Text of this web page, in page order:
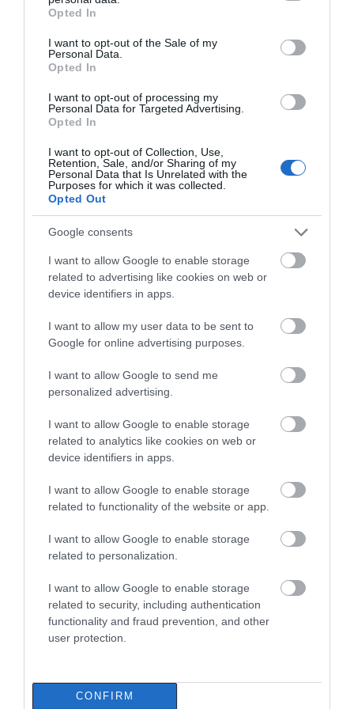
grant or deny consent to Google and its third-party tags to
use your data for below specified purposes in below Google
consent section.
Opted In
I want to opt-out of the Sale of my
Personal Data.
Opted In
I want to opt-out of processing my
Personal Data for Targeted Advertising.
Opted In
I want to opt-out of Collection, Use,
Retention, Sale, and/or Sharing of my
Personal Data that Is Unrelated with the
Purposes for which it was collected.
Opted Out
Google consents
I want to allow Google to enable storage
related to advertising like cookies on web or
device identifiers in apps.
I want to allow my user data to be sent to
Google for online advertising purposes.
I want to allow Google to send me
personalized advertising.
I want to allow Google to enable storage
related to analytics like cookies on web or
device identifiers in apps.
I want to allow Google to enable storage
related to functionality of the website or app.
I want to allow Google to enable storage
related to personalization.
I want to allow Google to enable storage
related to security, including authentication
functionality and fraud prevention, and other
user protection.
CONFIRM
Σπείρα ανοίγει επιχειρήσεις
08.08.2026 | 15:00
Όμιλος ΔΕΗ: Νέα συμφωνία για
χαρτοφυλάκιο έργων ΑΠΕ
Σήμερα το μεγαλύτερο πανηγύρι
του καλοκαιριού στην Εύβοια
08.08.2026 | 14:20
Συρροή πιστών σε αυτό το
Μοναστήρι της Εύβοιας!
«ψηφίζουν» Εύβοια για τις
διακοπές τους!
Μεταφορές χρημάτων: Σε ποιες
περιπτώσεις η ΑΑΔΕ επιβάλλει
08.08.2026 | 13:20
Εορτολόγιο: Ποιοι
γιορτάζουν σήμερα,
Σάββατο 8 Αυγούστου
Ο καιρός αλλάζει
πρόσωπο: Έρχονται
θυελλώδη μελτέμια
Νέο τροχαίο με υλικές
Μητέρα και γιος οι
φορτηγό